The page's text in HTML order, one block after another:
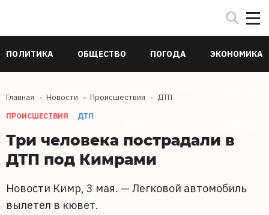
ПОЛИТИКА ОБЩЕСТВО ПОГОДА ЭКОНОМИКА
Главная Новости Происшествия ДТП
ПРОИСШЕСТВИЯ ДТП
Три человека пострадали в
ДТП под Кимрами
Новости Кимр, 3 мая. — Легковой автомобиль
вылетел в кювет.